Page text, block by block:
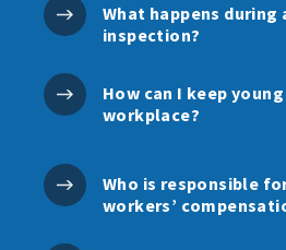
What happens during
inspection?
How can I keep
workplace?
Who is responsible
workers’